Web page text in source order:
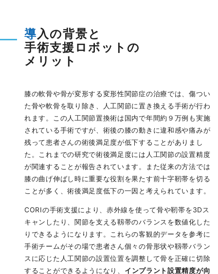
導入の背景と
手術支援ロボットの
メリット
膝の軟骨や骨が変形する変形性関節症の治療では、傷つい
た骨や軟骨を取り除き、人工関節に置き換える手術が行わ
れます。この人工関節置換術は国内で年間約９万例も実施
されている手術ですが、術後の膝の動きに違和感や痛みが
残って患者さんの術後満足度が低下することがありまし
た。これまでの研究で術後満足度には人工関節の設置精度
が関連することが報告されています。また従来の方法では
膝の曲げ伸ばし時に重要な役割を果たす前十字靭帯を切る
ことが多く、術後満足度低下の一因と考えられています。
CORIの手術支援により、赤外線を使って骨や靭帯を3Dス
キャンしたり、関節を支える靱帯のバランスを数値化した
りできるようになります。これらの客観的データを参考に
手術チームがその場で患者さん個々の骨形状や靱帯バラン
スに応じた人工関節の設置位置を調整して骨を正確に切除
することができるようになり、 インプラント設置精度が向